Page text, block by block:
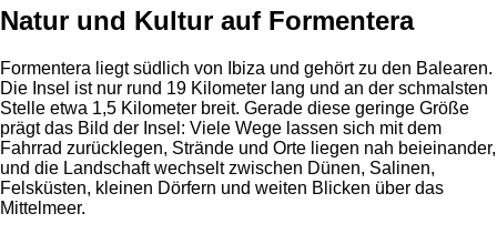
Natur und Kultur auf Formentera
Formentera liegt südlich von Ibiza und gehört zu den Balearen.
Die Insel ist nur rund 19 Kilometer lang und an der schmalsten
Stelle etwa 1,5 Kilometer breit. Gerade diese geringe Größe
prägt das Bild der Insel: Viele Wege lassen sich mit dem
Fahrrad zurücklegen, Strände und Orte liegen nah beieinander,
und die Landschaft wechselt zwischen Dünen, Salinen,
Felsküsten, kleinen Dörfern und weiten Blicken über das
Mittelmeer.